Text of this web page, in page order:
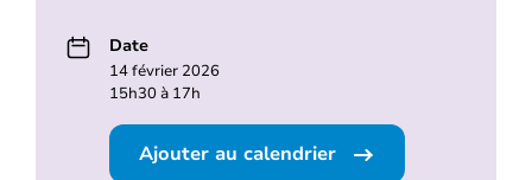
Date
14 février 2026
15h30 à 17h
Ajouter au calendrier